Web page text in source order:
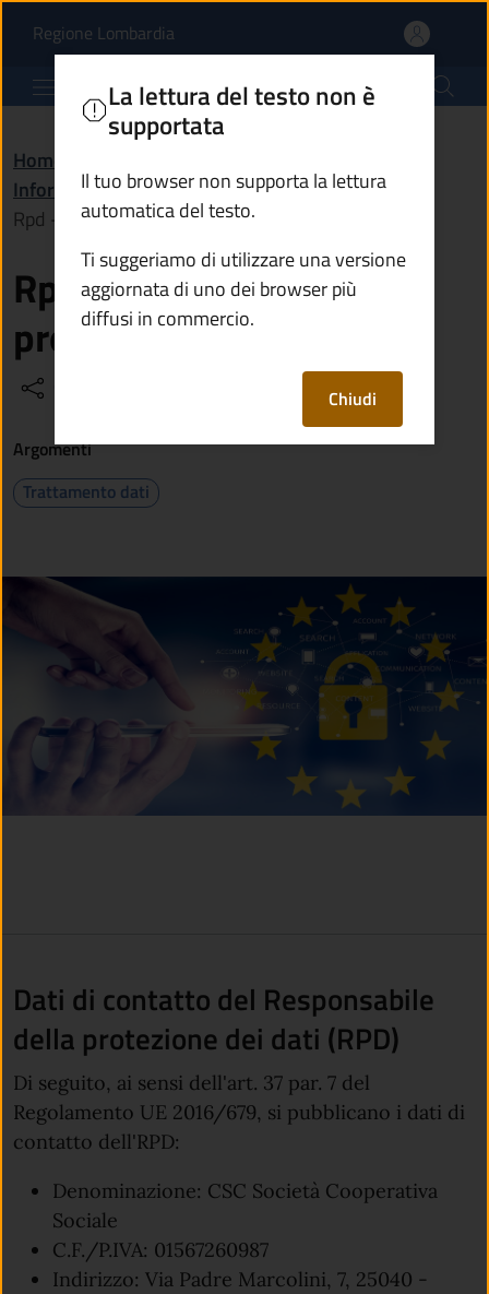
Rpd - Responsabile
Regione Lombardia(apre in un'altra scheda).
Comune di Temù
Home
Informazioni istituzionali /
Rpd - Responsabile della protezione dei dati
Rpd - Responsabile della
protezione dei dati
La lettura del testo non è
supportata
Il tuo browser non supporta la lettura
automatica del testo.
Ti suggeriamo di utilizzare una versione
aggiornata di uno dei browser più
diffusi in commercio.
Chiudi
Argomenti
Trattamento dati
Dati di contatto del Responsabile
della protezione dei dati (RPD)
Di seguito, ai sensi dell'art. 37 par. 7 del
Regolamento UE 2016/679, si pubblicano i dati di
contatto dell'RPD:
Denominazione: CSC Società Cooperativa
Sociale
C.F./P.IVA: 01567260987
Indirizzo:Via Padre Marcolini, 7, 25040 -